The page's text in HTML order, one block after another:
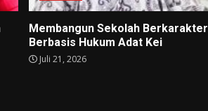
Membangun Sekolah Berkarakter
Berbasis Hukum Adat Kei
Juli 21, 2026